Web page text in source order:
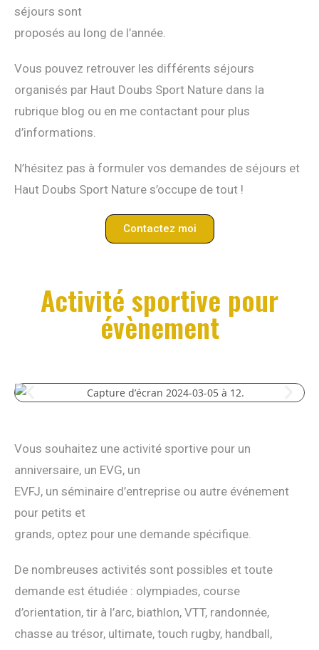
séjours sont
proposés au long de l’année.
Vous pouvez retrouver les différents séjours
organisés par Haut Doubs Sport Nature dans la
rubrique blog ou en me contactant pour plus
d’informations.
N’hésitez pas à formuler vos demandes de séjours et
Haut Doubs Sport Nature s’occupe de tout !
Contactez moi
Activité sportive pour
évènement
Vous souhaitez une activité sportive pour un
anniversaire, un EVG, un
EVFJ, un séminaire d’entreprise ou autre événement
pour petits et
grands, optez pour une demande spécifique.
De nombreuses activités sont possibles et toute
demande est étudiée : olympiades, course
d’orientation, tir à l’arc, biathlon, VTT, randonnée,
chasse au trésor, ultimate, touch rugby, handball,